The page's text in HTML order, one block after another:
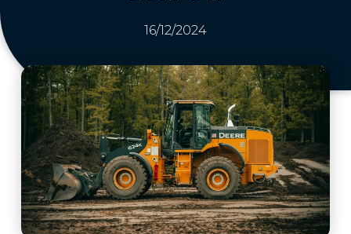
16/12/2024